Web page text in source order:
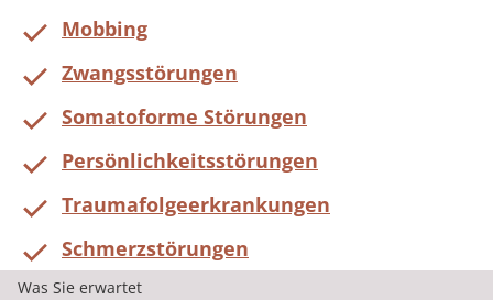
Mobbing
Zwangsstörungen
Somatoforme Störungen
Persönlichkeitsstörungen
Traumafolgeerkrankungen
Schmerzstörungen
Was Sie erwartet